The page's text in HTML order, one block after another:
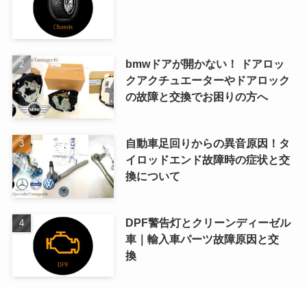
bmwドアが開かない！ ドアロッ
クアクチュエーターやドアロック
の故障と交換でお困りの方へ
自動車足回りからの異音原因！タ
イロッドエンド故障時の症状と交
換について
DPF警告灯とクリーンディーゼル
車｜輸入車パーツ故障原因と交
換